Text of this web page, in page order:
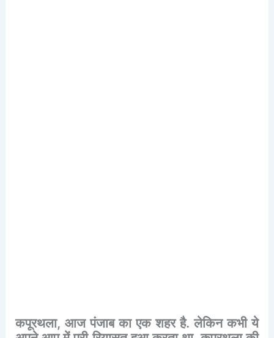
कपूरथला,आज पंजाब का एक शहर है.लेकिन कभी ये